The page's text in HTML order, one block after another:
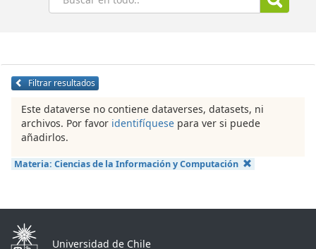
Filtrar resultados
Este dataverse no contiene dataverses, datasets, ni
archivos. Por favor identifíquese para ver si puede
añadirlos.
Materia: Ciencias de la Información y Computación
Universidad de Chile